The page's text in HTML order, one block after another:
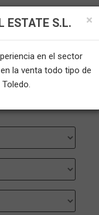
EN LAS
×
ESTATE S.L.
en el sector
la venta todo tipo de